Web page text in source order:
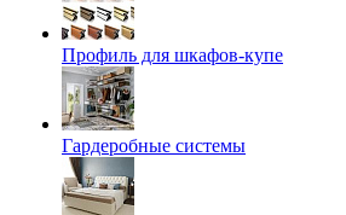
Профиль для шкафов-купе
Гардеробные системы